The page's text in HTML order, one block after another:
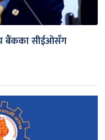
बैंकका सीईओसँग